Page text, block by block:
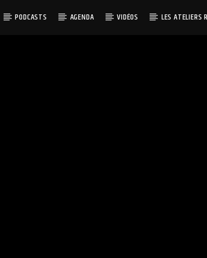
PODCASTS AGENDA VIDÉOS LES ATELIERS